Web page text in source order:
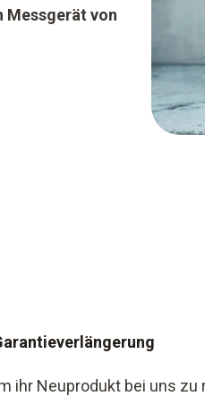
Messgerät von
ihr Neuprodukt bei uns zu